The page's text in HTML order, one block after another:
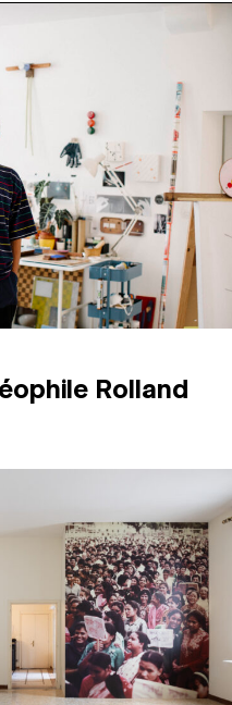
↓
Rolland